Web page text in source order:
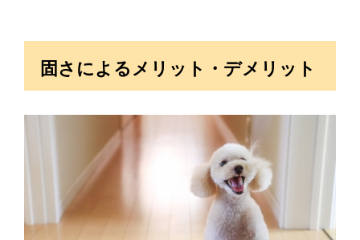
固さによるメリット・デメリット